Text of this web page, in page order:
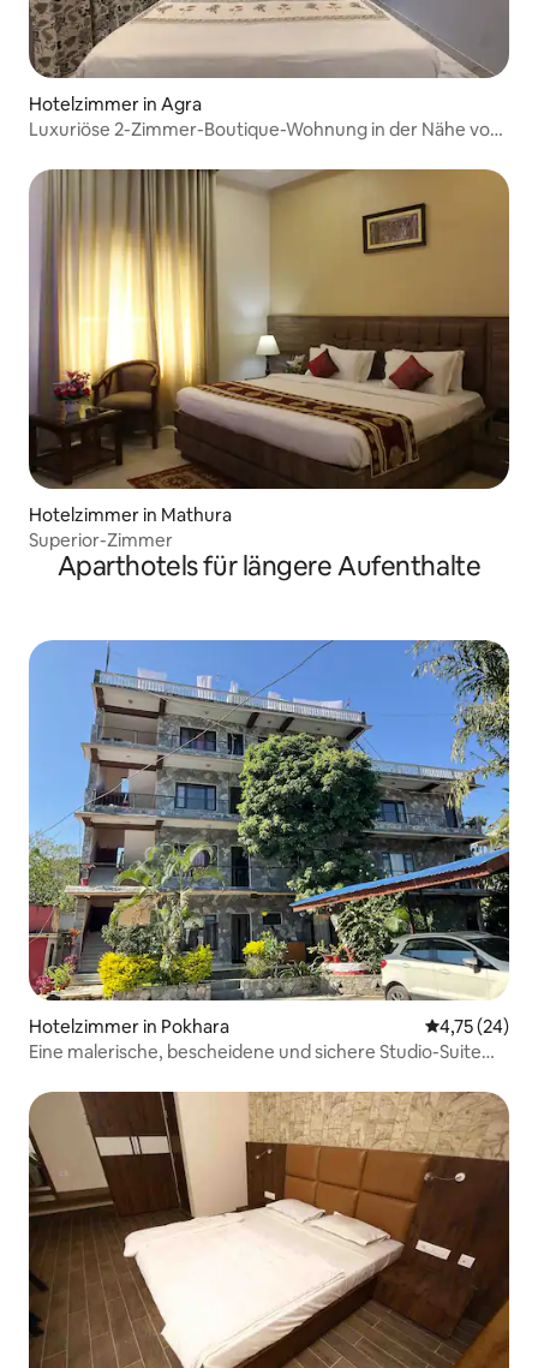
Hotelzimmer in Agra
Luxuriöse 2-Zimmer-Boutique-Wohnung in der Nähe von
Hotelzimmer in Mathura
Superior-Zimmer
Aparthotels für längere Aufenthalte
Hotelzimmer in Pokhara
4,75 (24)
Eine malerische, bescheidene und sichere Studio-Suite